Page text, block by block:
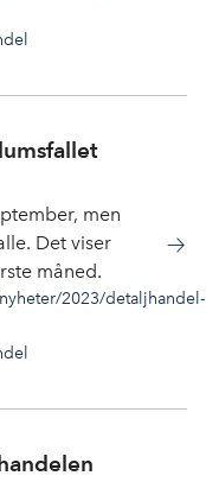
men
Det viser
måned.
2023/